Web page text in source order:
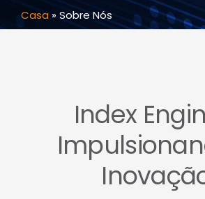
Casa»Sobre Nós
Index